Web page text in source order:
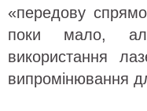
«передову
поки мало,
використання
випромінювання